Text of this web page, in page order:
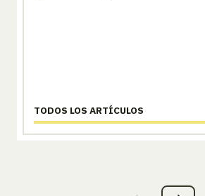
TODOS LOS ARTÍCULOS